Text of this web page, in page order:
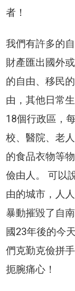
者！
我們有許多的
財產匯出國外
的自由、移民
由，其他日常
18個行政區，
校、醫院、老
的食品衣物等
儉由人。 可以
由的城市，人
暴動摧毀了自
國23年後的今
們克勤克儉拼
扼腕痛心！